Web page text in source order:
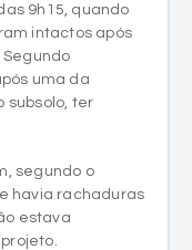
9h15, quando
intactos após
uma da
subsolo, ter
segundo o
havia rachaduras
estava